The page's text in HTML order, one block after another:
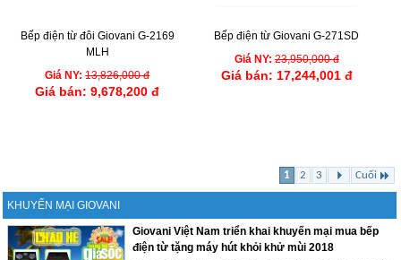
Bếp điện từ đôi Giovani G-2169
MLH
Giá NY: 13,826,000 đ
Giá bán: 9,678,200 đ
Bếp điện từ Giovani G-271SD
Giá NY: 23,950,000 đ
Giá bán: 17,244,001 đ
1 2 3 Cuối
KHUYẾN MẠI GIOVANI
Giovani Việt Nam triển khai khuyến mại mua bếp
điện từ tặng máy hút khỏi khử mùi 2018